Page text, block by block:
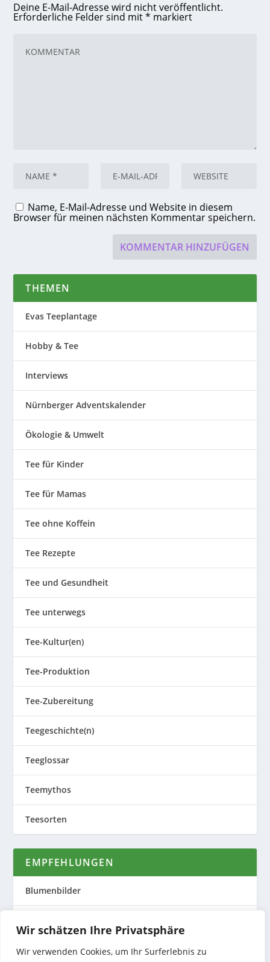
Wir schätzen Ihre Privatsphäre
Wir verwenden Cookies, um Ihr Surferlebnis zu
Deine E-Mail-Adresse wird nicht veröffentlicht.
Erforderliche Felder sind mit* markiert
Name, E-Mail-Adresse und Website in diesem
Browser für meinen nächsten Kommentar speichern.
THEMEN
Evas Teeplantage
Hobby & Tee
Interviews
Nürnberger Adventskalender
Ökologie & Umwelt
Tee für Kinder
Tee für Mamas
Tee ohne Koffein
Tee Rezepte
Tee und Gesundheit
Tee unterwegs
Tee-Kultur(en)
Tee-Produktion
Tee-Zubereitung
Teegeschichte(n)
Teeglossar
Teemythos
Teesorten
EMPFEHLUNGEN
Blumenbilder
Nature to Print